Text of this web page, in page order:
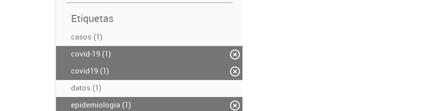
Etiquetas
casos (1)
covid-19 (1)
covid19 (1)
datos (1)
epidemiologia (1)